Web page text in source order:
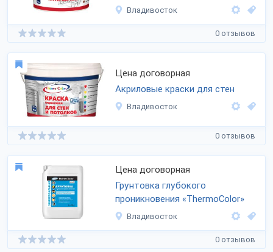
Владивосток
0 отзывов
Цена договорная
Акриловые краски для стен
Владивосток
0 отзывов
Цена договорная
Грунтовка глубокого
проникновения «ThermoColor»
Владивосток
0 отзывов